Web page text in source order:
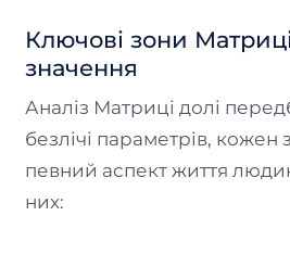
Ключові зони Матриці
значення
Аналіз Матриці долі
безлічі параметрів, кожен
певний аспект життя
них: